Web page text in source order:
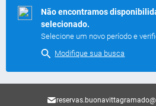
Não encontramos
selecionado.
Selecione um novo período e
Modifique sua busca